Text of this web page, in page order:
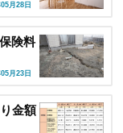
月28日
険料
月23日
金額